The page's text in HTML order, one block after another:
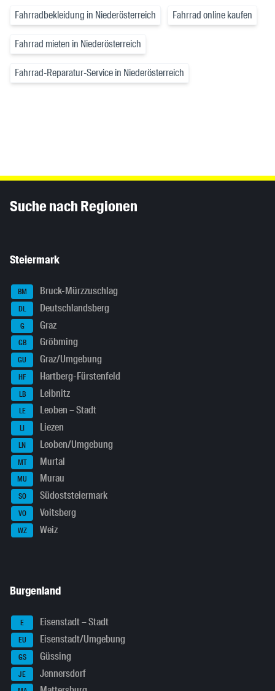
Fahrradbekleidung in Niederösterreich Fahrrad online kaufen
Fahrrad mieten in Niederösterreich
Fahrrad-Reparatur-Service in Niederösterreich
Suche nach Regionen
Steiermark
BM Bruck-Mürzzuschlag
DL Deutschlandsberg
G Graz
GB Gröbming
GU Graz/Umgebung
HF Hartberg-Fürstenfeld
LB Leibnitz
LE Leoben – Stadt
LI Liezen
LN Leoben/Umgebung
MT Murtal
MU Murau
SO Südoststeiermark
VO Voitsberg
WZ Weiz
Burgenland
E Eisenstadt – Stadt
EU Eisenstadt/Umgebung
GS Güssing
JE Jennersdorf